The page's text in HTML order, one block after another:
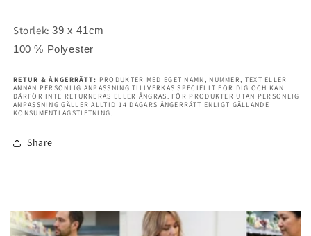
Storlek:39 x 41cm
100 % Polyester
RETUR & ÅNGERRÄTT: PRODUKTER MED EGET NAMN, NUMMER, TEXT ELLER
ANNAN PERSONLIG ANPASSNING TILLVERKAS SPECIELLT FÖR DIG OCH KAN
DÄRFÖR INTE RETURNERAS ELLER ÅNGRAS. FÖR PRODUKTER UTAN PERSONLIG
ANPASSNING GÄLLER ALLTID 14 DAGARS ÅNGERRÄTT ENLIGT GÄLLANDE
KONSUMENTLAGSTIFTNING.
Share